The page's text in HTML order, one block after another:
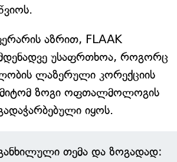
აზრით, FLAAK
უსაფრთხოა, როგორც
ლაზერული კორექციის
ზოგი ოფთალმოლოგის
იყოს.
თემა და ზოგადად: